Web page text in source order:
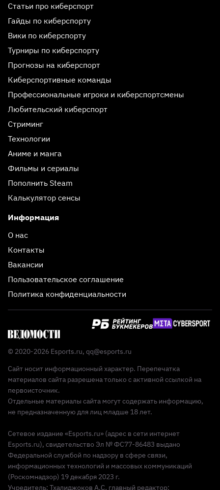
Статьи про киберспорт
Гайды по киберспорту
Вики по киберспорту
Турниры по киберспорту
Прогнозы на киберспорт
Киберспортивные команды
Профессиональные игроки и киберспортсмены
Любительский киберспорт
Стриминг
Технологии
Аниме и манга
Фильмы и сериалы
Пополнить Steam
Калькулятор сенсы
Информация
О нас
Контакты
Вакансии
Пользовательское соглашение
Политика конфиденциальности
© 2020-2026 Esports.ru, qq@esports.ru
Сайт носит информационный характер. Перепечатка
материалов сайта разрешена только с активной ссылкой на
первоисточник.
Отдельные материалы сайта могут содержать информацию,
не предназначенную для лиц младше 18 лет.
Сетевое издание «Esports.ru» (адрес в сети интернет
Esports.ru), свидетельство Эл № ФС77-86483 выдано
Федеральной службой по надзору в сфере связи,
информационных технологий и массовых коммуникаций
(Роскомнадзор) 19 декабря 2023 г.
Учредитель: Тхалиджоков А.С, главный редактор: